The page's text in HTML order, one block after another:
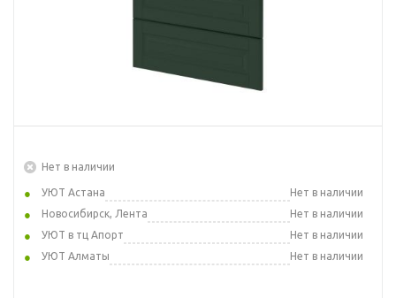
Нет в наличии
УЮТ Астана
Нет в наличии
Новосибирск, Лента
Нет в наличии
УЮТ в тц Апорт
Нет в наличии
УЮТ Алматы
Нет в наличии